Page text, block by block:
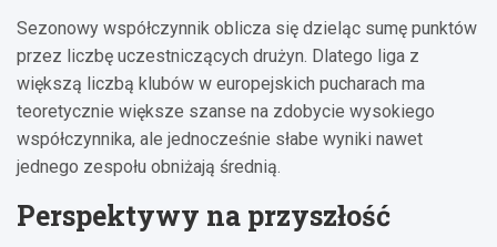
Sezonowy współczynnik oblicza się dzieląc sumę punktów
przez liczbę uczestniczących drużyn. Dlatego liga z
większą liczbą klubów w europejskich pucharach ma
teoretycznie większe szanse na zdobycie wysokiego
współczynnika, ale jednocześnie słabe wyniki nawet
jednego zespołu obniżają średnią.
Perspektywy na przyszłość